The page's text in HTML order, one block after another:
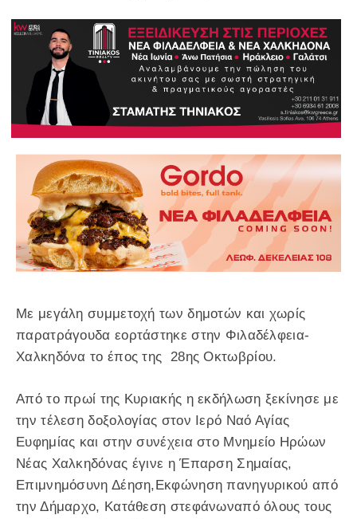
Με μεγάλη συμμετοχή των δημοτών και χωρίς
παρατράγουδα εορτάστηκε στην Φιλαδέλφεια-
Χαλκηδόνα το έπος της 28ης Οκτωβρίου.
Από το πρωί της Κυριακής η εκδήλωση ξεκίνησε με
την τέλεση δοξολογίας στον Ιερό Ναό Αγίας
Ευφημίας και στην συνέχεια στο Μνημείο Ηρώων
Νέας Χαλκηδόνας έγινε η Έπαρση Σημαίας,
Επιμνημόσυνη Δέηση,Εκφώνηση πανηγυρικού από
την Δήμαρχο, Κατάθεση στεφάνωναπό όλους τους